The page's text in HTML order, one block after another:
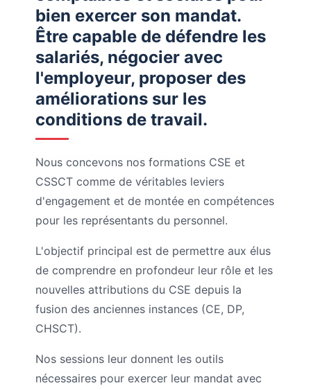
bien exercer son mandat.
Être capable de défendre les
salariés, négocier avec
l'employeur, proposer des
améliorations sur les
conditions de travail.
Nous concevons nos formations CSE et
CSSCT comme de véritables leviers
d'engagement et de montée en compétences
pour les représentants du personnel.
L'objectif principal est de permettre aux élus
de comprendre en profondeur leur rôle et les
nouvelles attributions du CSE depuis la
fusion des anciennes instances (CE, DP,
CHSCT).
Nos sessions leur donnent les outils
nécessaires pour exercer leur mandat avec